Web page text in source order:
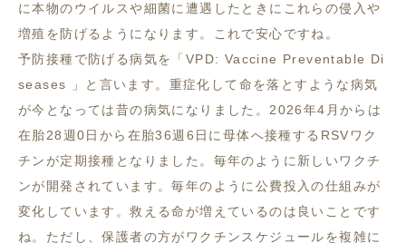
に本物のウイルスや細菌に遭遇したときにこれらの侵入や
増殖を防げるようになります。これで安心ですね。
予防接種で防げる病気を「VPD: Vaccine Preventable Di
seases 」と言います。重症化して命を落とすような病気
が今となっては昔の病気になりました。2026年4月からは
在胎28週0日から在胎36週6日に母体へ接種するRSVワク
チンが定期接種となりました。毎年のように新しいワクチ
ンが開発されています。毎年のように公費投入の仕組みが
変化しています。救える命が増えているのは良いことです
ね。ただし、保護者の方がワクチンスケジュールを複雑に